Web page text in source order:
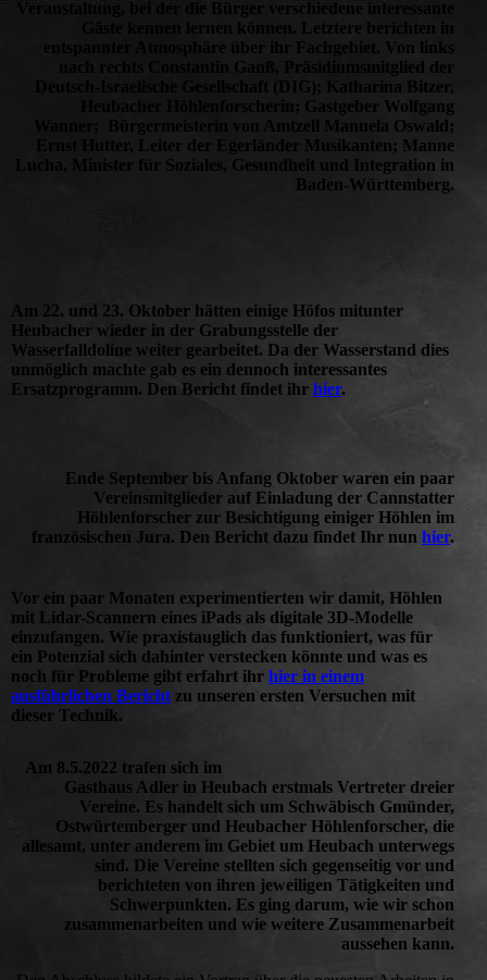
Veranstaltung, bei der die Bürger verschiedene interessante
Gäste kennen lernen können. Letztere berichten in
entspannter Atmosphäre über ihr Fachgebiet. Von links
nach rechts Constantin Ganß, Präsidiumsmitglied der
Deutsch-Israelische Gesellschaft (DIG); Katharina Bitzer,
Heubacher Höhlenforscherin; Gastgeber Wolfgang
Wanner; Bürgermeisterin von Amtzell Manuela Oswald;
Ernst Hutter, Leiter der Egerländer Musikanten; Manne
Lucha, Minister für Soziales, Gesundheit und Integration in
Baden-Württemberg.
Am 22. und 23. Oktober hätten einige Höfos mitunter
Heubacher wieder in der Grabungsstelle der
Wasserfalldoline weiter gearbeitet. Da der Wasserstand dies
unmöglich machte gab es ein dennoch interessantes
Ersatzprogramm. Den Bericht findet ihr hier.
Ende September bis Anfang Oktober waren ein paar
Vereinsmitglieder auf Einladung der Cannstatter
Höhlenforscher zur Besichtigung einiger Höhlen im
französischen Jura. Den Bericht dazu findet Ihr nun hier.
Vor ein paar Monaten experimentierten wir damit, Höhlen
mit Lidar-Scannern eines iPads als digitale 3D-Modelle
einzufangen. Wie praxistauglich das funktioniert, was für
ein Potenzial sich dahinter verstecken könnte und was es
noch für Probleme gibt erfahrt ihr hier in einem
ausführlichen Bericht zu unseren ersten Versuchen mit
dieser Technik.
Am 8.5.2022 trafen sich im
Gasthaus Adler in Heubach erstmals Vertreter dreier
Vereine. Es handelt sich um Schwäbisch Gmünder,
Ostwürtemberger und Heubacher Höhlenforscher, die
allesamt, unter anderem im Gebiet um Heubach unterwegs
sind. Die Vereine stellten sich gegenseitig vor und
berichteten von ihren jeweiligen Tätigkeiten und
Schwerpunkten. Es ging darum, wie wir schon
zusammenarbeiten und wie weitere Zusammenarbeit
aussehen kann.